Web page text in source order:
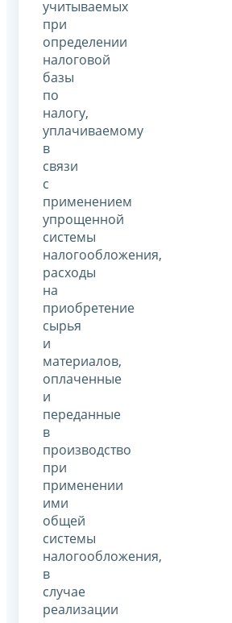
учитываемых
при
определении
налоговой
базы
по
налогу,
уплачиваемому
в
связи
с
применением
упрощенной
системы
налогообложения,
расходы
на
приобретение
сырья
и
материалов,
оплаченные
и
переданные
в
производство
при
применении
ими
общей
системы
налогообложения,
в
случае
реализации